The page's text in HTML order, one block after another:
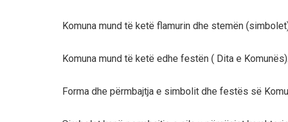
Komuna mund të ketë flamurin dhe stemën
Komuna mund të ketë edhe festën ( Dita e Komunës).
Forma dhe përmbajtja e simbolit dhe festës së